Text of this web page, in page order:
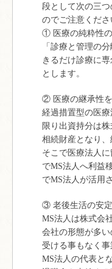
段として次の三
のでご注意くださ
① 医療の純粋性
「診療と管理の
きるだけ診療に
とします。
② 医療の継承性
経過措置型の医
限り出資持分は
相続財産となり、
そこで医療法人
でMS法人へ利益
でMS法人が活用
③ 老後生活の安
MS法人は株式会
会社の形態が多
受ける事もなく事
MS法人の代表と